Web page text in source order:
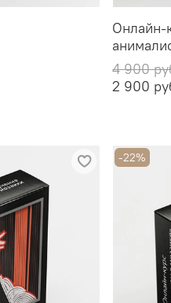
Онлайн-
4 900
2 900
-22%